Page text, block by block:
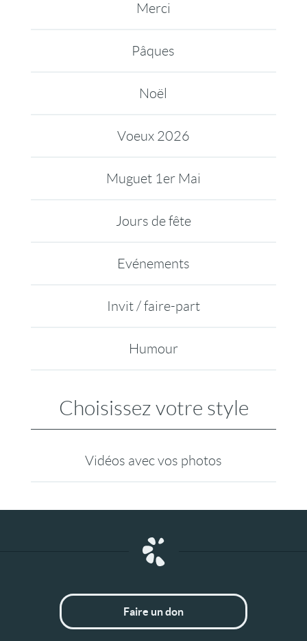
Merci
Pâques
Noël
Voeux 2026
Muguet 1er Mai
Jours de fête
Evénements
Invit / faire-part
Humour
Choisissez votre style
Vidéos avec vos photos
Faire un don